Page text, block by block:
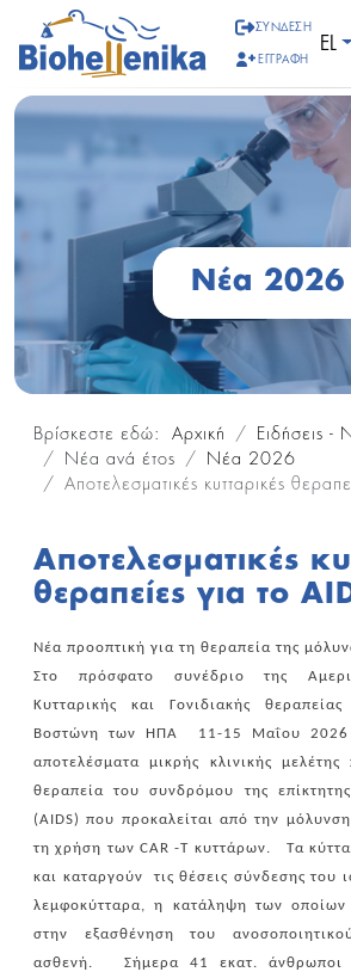
ΣΎΝΔΕΣΗ
ΕΓΓΡΑΦΉ
EL
Νέα 2026
Βρίσκεστε εδώ: Αρχική
Ειδήσεις -
Νέα ανά έτος
Νέα 2026
Αποτελεσματικές κυτταρικές
Αποτελεσματικές
θεραπείες για το
Νέα προοπτική για τη θεραπεία της
Στο πρόσφατο συνέδριο της
Κυτταρικής και Γονιδιακής θεραπείας
Βοστώνη των ΗΠΑ
11-15 Μαΐου 2026
αποτελέσματα μικρής κλινικής
θεραπεία του συνδρόμου της
(AIDS) που προκαλείται από την
τη χρήση των CAR -T κυττάρων. Τα
και καταργούν
τις θέσεις σύνδεσης του
λεμφοκύτταρα, η κατάληψη των
στην εξασθένηση του
ασθενή.
Σήμερα 41 εκατ.